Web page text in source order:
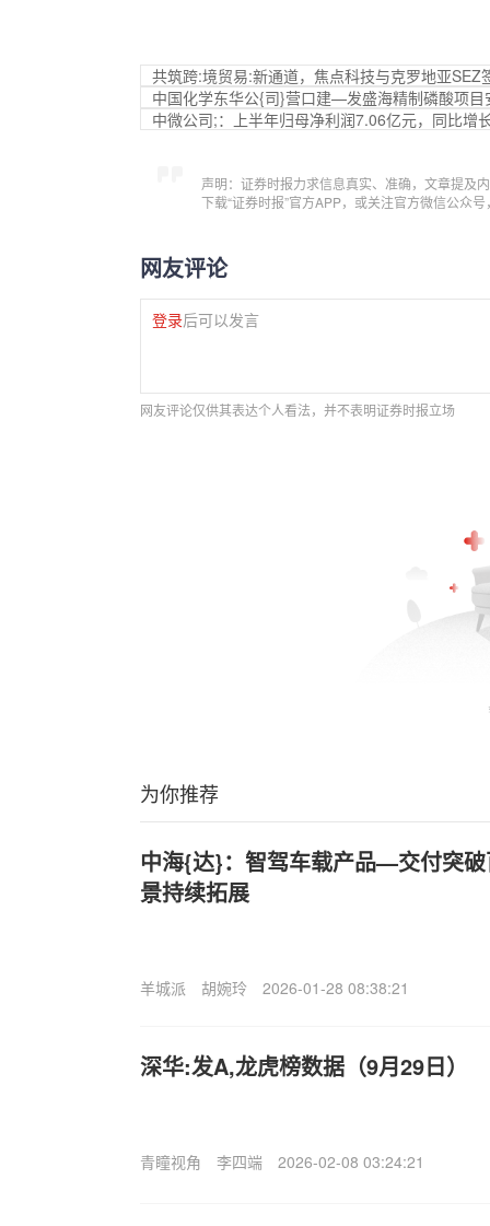
共筑跨:境贸易:新通道，焦点科技与克罗地亚SEZ
中国化学东华公{司}营口建—发盛海精制磷酸项目
中微公司;：上半年归母净利润7.06亿元，同比增
声明：证券时报力求信息真实、准确，文章提及
下载“证券时报”官方APP，或关注官方微信公众
网友评论
登录后可以发言
网友评论仅供其表达个人看法，并不表明证券时报立场
为你推荐
中海{达}：智驾车载产品—交付突
景持续拓展
羊城派 胡婉玲 2026-01-28 08:38:21
深华:发A,龙虎榜数据（9月29日）
青瞳视角 李四端 2026-02-08 03:24:21